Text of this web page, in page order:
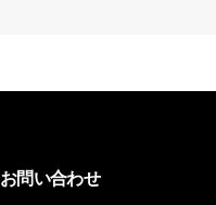
お問い合わせ